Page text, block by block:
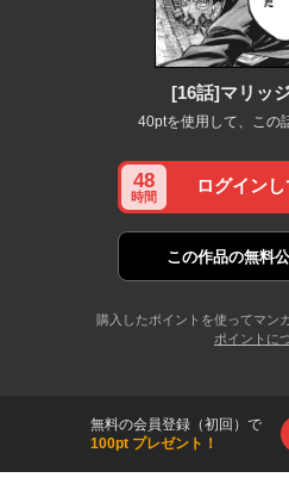
[16話]マリッ
40ptを使用して、この
48
時間
ログイン
この作品の無料
購入したポイントを使ってマン
ポイントに
無料の会員登録（初回）で
100pt プレゼント！